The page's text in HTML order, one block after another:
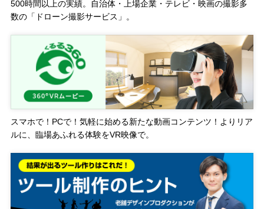
500時間以上の実績。自治体・上場企業・テレビ・映画の撮影多
数の「ドローン撮影サービス」。
スマホで！PCで！気軽に始める新たな動画コンテンツ！よりリア
ルに、臨場あふれる体験をVR映像で。